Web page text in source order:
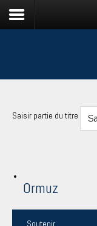
Saisir partie du titre
Ormuz
Soutenir